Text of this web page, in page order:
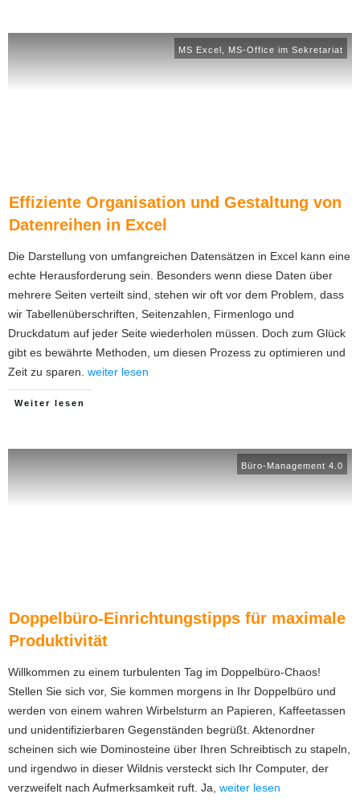
MS Excel MS-Office im Sekretariat
Effiziente Organisation und Gestaltung von
Datenreihen in Excel
Die Darstellung von umfangreichen Datensätzen in Excel kann eine
echte Herausforderung sein. Besonders wenn diese Daten über
mehrere Seiten verteilt sind, stehen wir oft vor dem Problem, dass
wir Tabellenüberschriften, Seitenzahlen, Firmenlogo und
Druckdatum auf jeder Seite wiederholen müssen. Doch zum Glück
gibt es bewährte Methoden, um diesen Prozess zu optimieren und
Zeit zu sparen. weiter lesen
Weiter lesen
Büro-Management 4.0
Doppelbüro-Einrichtungstipps für maximale
Produktivität
Willkommen zu einem turbulenten Tag im Doppelbüro-Chaos!
Stellen Sie sich vor, Sie kommen morgens in Ihr Doppelbüro und
werden von einem wahren Wirbelsturm an Papieren, Kaffeetassen
und unidentifizierbaren Gegenständen begrüßt. Aktenordner
scheinen sich wie Dominosteine über Ihren Schreibtisch zu stapeln,
und irgendwo in dieser Wildnis versteckt sich Ihr Computer, der
verzweifelt nach Aufmerksamkeit ruft. Ja, weiter lesen